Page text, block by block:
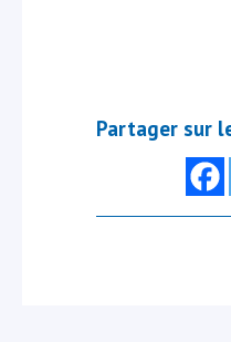
Partager sur